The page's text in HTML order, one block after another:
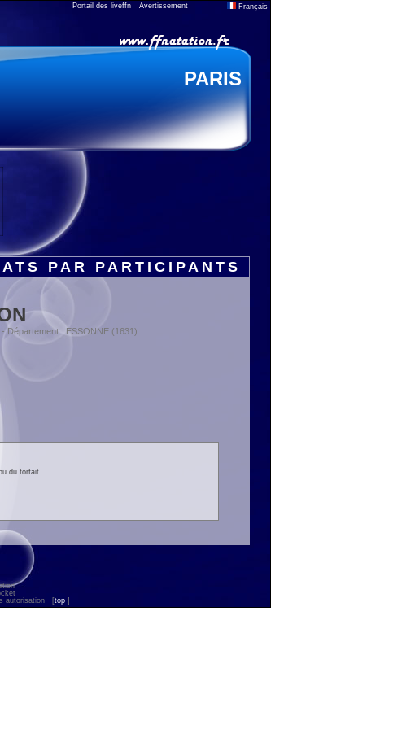
Portail des liveffn Avertissement Français
PARIS
PAR PARTICIPANTS
Département : ESSONNE (1631)
du forfait
autorisation
[top ]